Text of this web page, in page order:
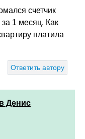
счетчик
1 месяц. Как
платила
Ответить автору
Денис